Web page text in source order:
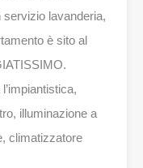
lavanderia,
è sito al
illuminazione a
climatizzatore